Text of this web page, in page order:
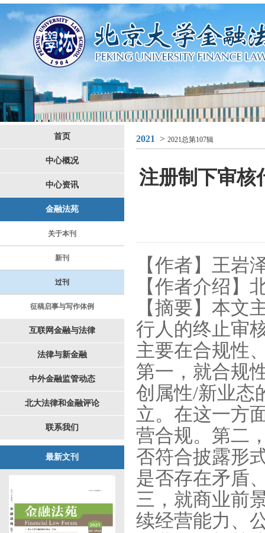
首页
中心概况
中心资讯
金融法苑
关于本刊
新刊
过刊
征稿启事与写作体例
互联网金融与法律
法律与新金融
中外金融监管动态
北大法律和金融评论
联系我们
最新文刊
2021 > 2021总第107辑
注册制下审核
【作者】王岩
【作者介绍】
【摘要】本文
行人的终止审
主要在合规性
第一，就合规
创属性/新业态
立。在这一方
营合规。第二
否符合披露形
是否存在矛盾
三，就商业前
续经营能力、